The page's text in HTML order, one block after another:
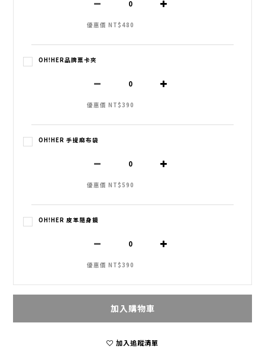
優惠價 NT$480
OH!HER品牌票卡夾
優惠價 NT$390
OH!HER 手提麻布袋
優惠價 NT$590
OH!HER 皮革隨身鏡
優惠價 NT$390
加入購物車
加入追蹤清單